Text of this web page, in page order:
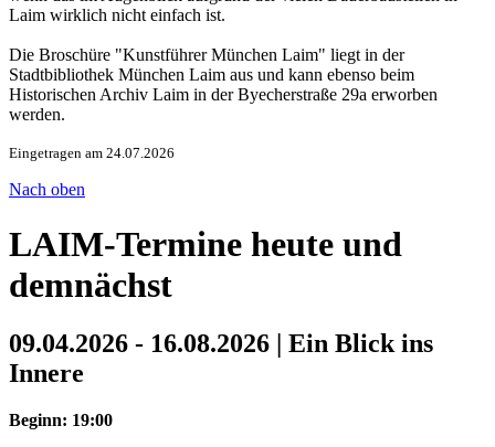
Laim wirklich nicht einfach ist.
Die Broschüre "Kunstführer München Laim" liegt in der
Stadtbibliothek München Laim aus und kann ebenso beim
Historischen Archiv Laim in der Byecherstraße 29a erworben
werden.
Eingetragen am 24.07.2026
Nach oben
LAIM-Termine heute und
demnächst
09.04.2026 - 16.08.2026 | Ein Blick ins
Innere
Beginn: 19:00